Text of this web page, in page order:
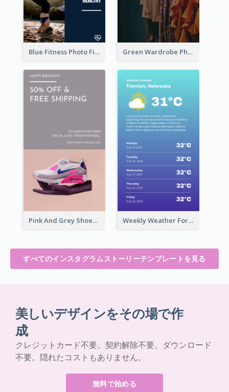
Blue Fitness Photo Fitness Class Instagram Story Green Wardrobe Photo Shopping Sale Instagram Story
Pink And Grey Shoes Photo Shopping Instagram Story Weekly Weather Forecast Instagram Story
すべてのインスタグラムストーリーテンプレートを見る
美しいデザインをその場で作
成
クレジットカード不要。契約解除不要。ダウンロード
不要。隠れたコストもありません。
無料で始める